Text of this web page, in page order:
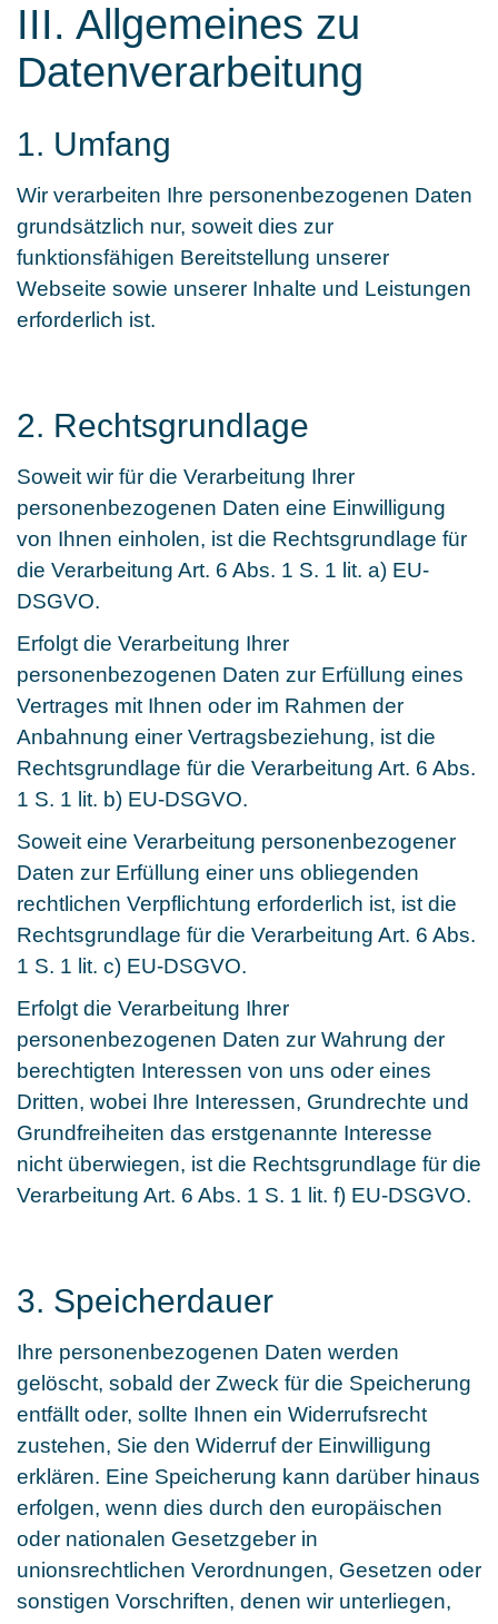
III. Allgemeines zu
Datenverarbeitung
1. Umfang
Wir verarbeiten Ihre personenbezogenen Daten
grundsätzlich nur, soweit dies zur
funktionsfähigen Bereitstellung unserer
Webseite sowie unserer Inhalte und Leistungen
erforderlich ist.
2. Rechtsgrundlage
Soweit wir für die Verarbeitung Ihrer
personenbezogenen Daten eine Einwilligung
von Ihnen einholen, ist die Rechtsgrundlage für
die Verarbeitung Art. 6 Abs. 1 S. 1 lit. a) EU-
DSGVO.
Erfolgt die Verarbeitung Ihrer
personenbezogenen Daten zur Erfüllung eines
Vertrages mit Ihnen oder im Rahmen der
Anbahnung einer Vertragsbeziehung, ist die
Rechtsgrundlage für die Verarbeitung Art. 6 Abs.
1 S. 1 lit. b) EU-DSGVO.
Soweit eine Verarbeitung personenbezogener
Daten zur Erfüllung einer uns obliegenden
rechtlichen Verpflichtung erforderlich ist, ist die
Rechtsgrundlage für die Verarbeitung Art. 6 Abs.
1 S. 1 lit. c) EU-DSGVO.
Erfolgt die Verarbeitung Ihrer
personenbezogenen Daten zur Wahrung der
berechtigten Interessen von uns oder eines
Dritten, wobei Ihre Interessen, Grundrechte und
Grundfreiheiten das erstgenannte Interesse
nicht überwiegen, ist die Rechtsgrundlage für die
Verarbeitung Art. 6 Abs. 1 S. 1 lit. f) EU-DSGVO.
3. Speicherdauer
Ihre personenbezogenen Daten werden
gelöscht, sobald der Zweck für die Speicherung
entfällt oder, sollte Ihnen ein Widerrufsrecht
zustehen, Sie den Widerruf der Einwilligung
erklären. Eine Speicherung kann darüber hinaus
erfolgen, wenn dies durch den europäischen
oder nationalen Gesetzgeber in
unionsrechtlichen Verordnungen, Gesetzen oder
sonstigen Vorschriften, denen wir unterliegen,